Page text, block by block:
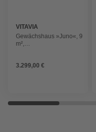
VITAVIA
Gewächshaus »Juno«, 9
m²,
3.299,00 €